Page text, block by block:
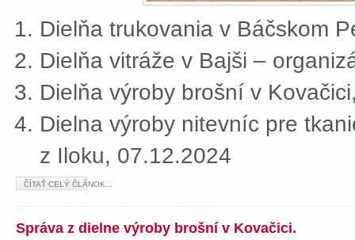
Dielňa trukovania v Báčskom
Dielňa vitráže v Bajši –
Dielňa výroby brošní v
Dielna výroby nitevníc pre
z Iloku, 07.12.2024
ČÍTAŤ CELÝ ČLÁNOK...
Správa z dielne výroby brošní v Kovačici.